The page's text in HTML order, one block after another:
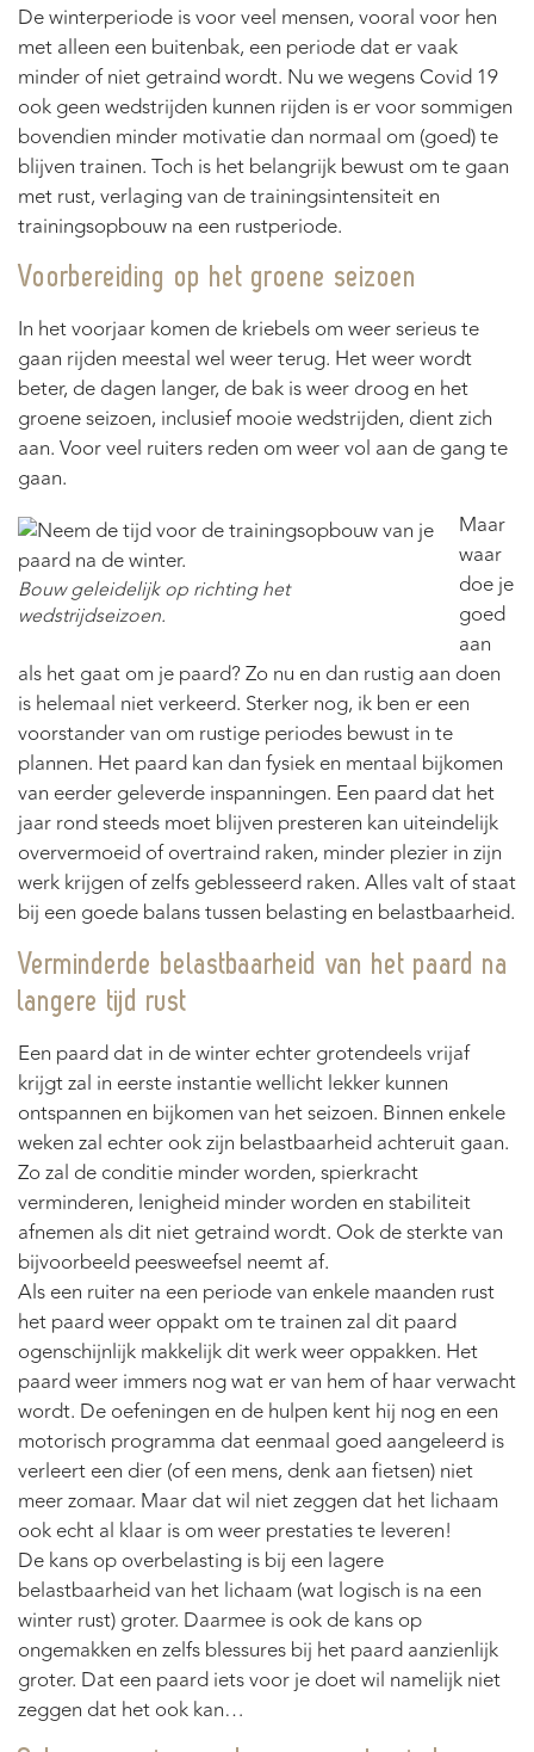
De winterperiode is voor veel mensen, vooral voor hen
met alleen een buitenbak, een periode dat er vaak
minder of niet getraind wordt. Nu we wegens Covid 19
ook geen wedstrijden kunnen rijden is er voor sommigen
bovendien minder motivatie dan normaal om (goed) te
blijven trainen. Toch is het belangrijk bewust om te gaan
met rust, verlaging van de trainingsintensiteit en
trainingsopbouw na een rustperiode.
Voorbereiding op het groene seizoen
In het voorjaar komen de kriebels om weer serieus te
gaan rijden meestal wel weer terug. Het weer wordt
beter, de dagen langer, de bak is weer droog en het
groene seizoen, inclusief mooie wedstrijden, dient zich
aan. Voor veel ruiters reden om weer vol aan de gang te
gaan.
Bouw geleidelijk op richting het
wedstrijdseizoen.
Maar
waar
doe je
goed
aan
als het gaat om je paard? Zo nu en dan rustig aan doen
is helemaal niet verkeerd. Sterker nog, ik ben er een
voorstander van om rustige periodes bewust in te
plannen. Het paard kan dan fysiek en mentaal bijkomen
van eerder geleverde inspanningen. Een paard dat het
jaar rond steeds moet blijven presteren kan uiteindelijk
oververmoeid of overtraind raken, minder plezier in zijn
werk krijgen of zelfs geblesseerd raken. Alles valt of staat
bij een goede balans tussen belasting en belastbaarheid.
Verminderde belastbaarheid van het paard na
langere tijd rust
Een paard dat in de winter echter grotendeels vrijaf
krijgt zal in eerste instantie wellicht lekker kunnen
ontspannen en bijkomen van het seizoen. Binnen enkele
weken zal echter ook zijn belastbaarheid achteruit gaan.
Zo zal de conditie minder worden, spierkracht
verminderen, lenigheid minder worden en stabiliteit
afnemen als dit niet getraind wordt. Ook de sterkte van
bijvoorbeeld peesweefsel neemt af.
Als een ruiter na een periode van enkele maanden rust
het paard weer oppakt om te trainen zal dit paard
ogenschijnlijk makkelijk dit werk weer oppakken. Het
paard weer immers nog wat er van hem of haar verwacht
wordt. De oefeningen en de hulpen kent hij nog en een
motorisch programma dat eenmaal goed aangeleerd is
verleert een dier (of een mens, denk aan fietsen) niet
meer zomaar. Maar dat wil niet zeggen dat het lichaam
ook echt al klaar is om weer prestaties te leveren!
De kans op overbelasting is bij een lagere
belastbaarheid van het lichaam (wat logisch is na een
winter rust) groter. Daarmee is ook de kans op
ongemakken en zelfs blessures bij het paard aanzienlijk
groter. Dat een paard iets voor je doet wil namelijk niet
zeggen dat het ook kan…